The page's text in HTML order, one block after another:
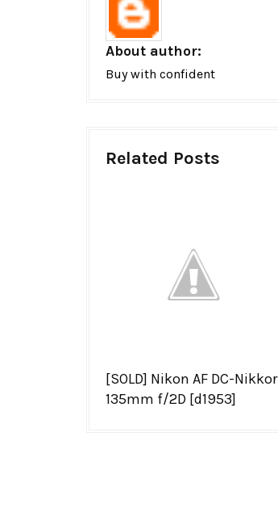
About author:
Buy with confident
Related Posts
[SOLD] Nikon AF DC-Nikkor
135mm f/2D [d1953]